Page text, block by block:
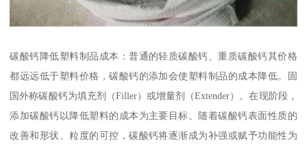
碳酸钙降低塑料制品成本：普通的轻质碳酸钙、重质碳酸钙其价格
都远远低于塑料价格，碳酸钙的添加会使塑料制品的成本降低。固
国外称碳酸钙为填充剂（Filler）或增量剂（Extender）。在现阶段，
添加碳酸钙以降低塑料的成本为主要目标。随着碳酸钙表面性质的
改善和形状、粒度的可控，碳酸钙将逐渐成为补强或赋予功能性为